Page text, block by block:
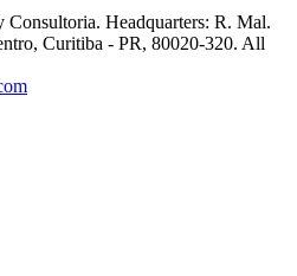
Consultoria. Headquarters: R. Mal.
Curitiba - PR, 80020-320. All